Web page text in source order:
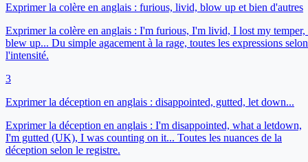
Exprimer la colère en anglais : furious, livid, blow up et bien d'autres
Exprimer la colère en anglais : I'm furious, I'm livid, I lost my temper,
blew up... Du simple agacement à la rage, toutes les expressions selon
l'intensité.
3
Exprimer la déception en anglais : disappointed, gutted, let down...
Exprimer la déception en anglais : I'm disappointed, what a letdown,
I'm gutted (UK), I was counting on it... Toutes les nuances de la
déception selon le registre.